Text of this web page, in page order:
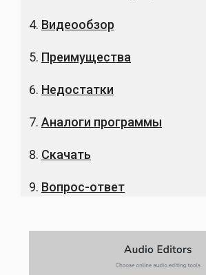
Видеообзор
Преимущества
Недостатки
Аналоги программы
Скачать
Вопрос-ответ